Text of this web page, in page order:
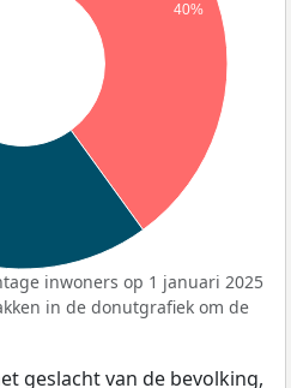
40%
inwoners op 1 januari 2025
in de donutgrafiek om de
geslacht van de bevolking,